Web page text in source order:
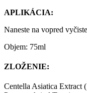
APLIKÁCIA:
Naneste na vopred
Objem: 75ml
ZLOŽENIE:
Centella Asiatica Extract